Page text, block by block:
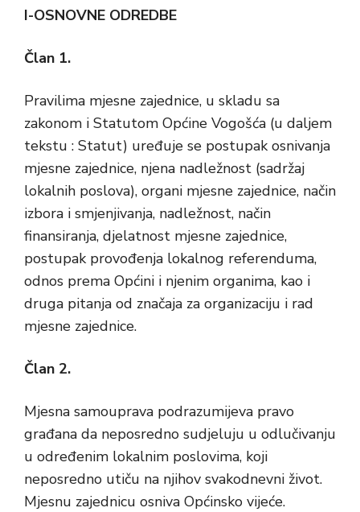
I-OSNOVNE ODREDBE
Član 1.
Pravilima mjesne zajednice, u skladu sa
zakonom i Statutom Općine Vogošća (u daljem
tekstu : Statut) uređuje se postupak osnivanja
mjesne zajednice, njena nadležnost (sadržaj
lokalnih poslova), organi mjesne zajednice, način
izbora i smjenjivanja, nadležnost, način
finansiranja, djelatnost mjesne zajednice,
postupak provođenja lokalnog referenduma,
odnos prema Općini i njenim organima, kao i
druga pitanja od značaja za organizaciju i rad
mjesne zajednice.
Član 2.
Mjesna samouprava podrazumijeva pravo
građana da neposredno sudjeluju u odlučivanju
u određenim lokalnim poslovima, koji
neposredno utiču na njihov svakodnevni život.
Mjesnu zajednicu osniva Općinsko vijeće.